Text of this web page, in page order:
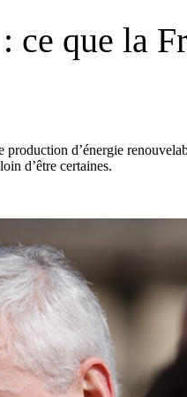
ce que la
production d’énergie
d’être certaines.